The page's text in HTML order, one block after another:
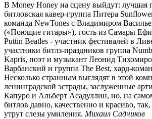
В Money Honey на сцену выйдут: лучшая
битловская кавер-группа Питера
команда NewTones с Владимиром
(«Поющие гитары»), гость из Самары
Puttin Beatles - участник фестивалей в
участники битлз-праздников группа
Kapris, поэт и музыкант Леонид
Варбанский и группа The Best, хард-
Несколько странным выглядят в этой
ленинградской эстрады, заслуженные
Капуро и Альберт Асадуллин, но, на
битлов давно, качественно и красиво,
утрут слезы умиления. Михаил Садчиков